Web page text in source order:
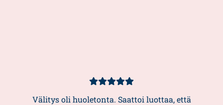
Asiakasarvio
5/5
Välitys oli huoletonta. Saattoi luottaa, että